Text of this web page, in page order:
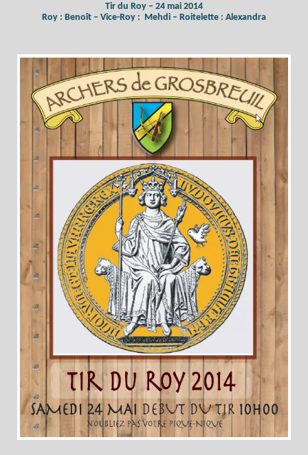
Tir du Roy – 24 mai 2014
Roy : Benoît – Vice-Roy : Mehdi – Roitelette : Alexandra